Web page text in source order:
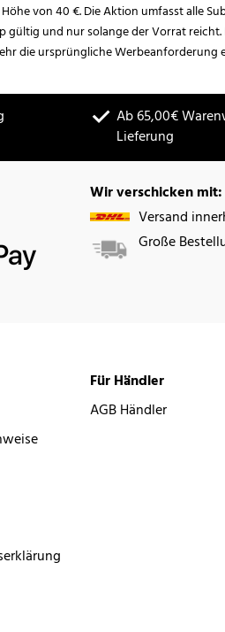
von 40 €. Die Aktion umfasst alle
gültig und nur solange der Vorrat
die ursprüngliche Werbeanforderung
Ab 65,00€
Lieferung
Wir verschicken mit:
Versand
Große
Für Händler
AGB Händler